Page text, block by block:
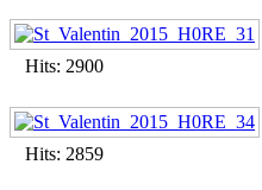
Hits: 2900
Hits: 2859